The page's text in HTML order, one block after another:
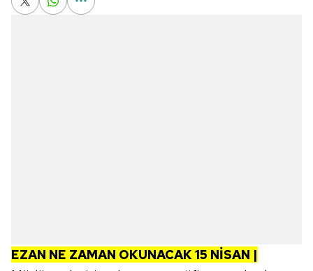
EZAN NE ZAMAN OKUNACAK 15 NİSAN |